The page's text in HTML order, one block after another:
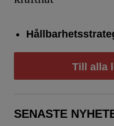
Till alla
SENASTE